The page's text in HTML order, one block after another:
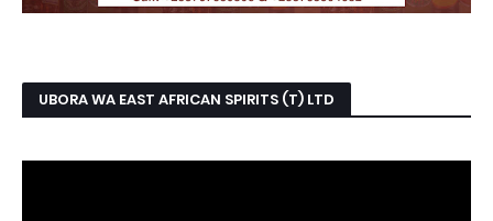
UBORA WA EAST AFRICAN SPIRITS (T) LTD